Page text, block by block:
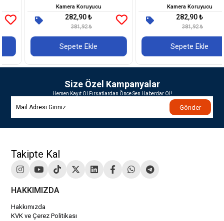
Kamera Koruyucu
282,90 ₺
Sepete Ekle
Kamera Koruyucu
282,90 ₺
Sepete Ekle
Size Özel Kampanyalar
Hemen Kayıt Ol Fırsatlardan Önce Sen Haberdar Ol!
Gönder
Takipte Kal
HAKKIMIZDA
Hakkımızda
KVK ve Çerez Politikası